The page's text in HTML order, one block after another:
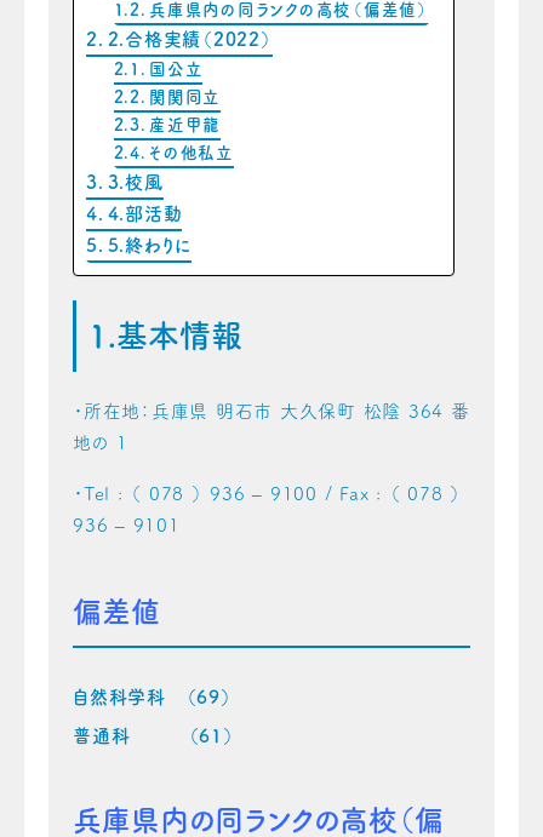
兵庫県内の同ランクの高校（偏差値）
2.合格実績（2022）
国公立
関関同立
産近甲龍
その他私立
3.校風
4.部活動
5.終わりに
1.基本情報
・所在地：兵庫県 明石市 大久保町 松陰 364 番
地の 1
・Tel : （ 078 ） 936 – 9100 / Fax : （ 078 ）
936 – 9101
偏差値
自然科学科 （69）
普通科 （61）
兵庫県内の同ランクの高校（偏